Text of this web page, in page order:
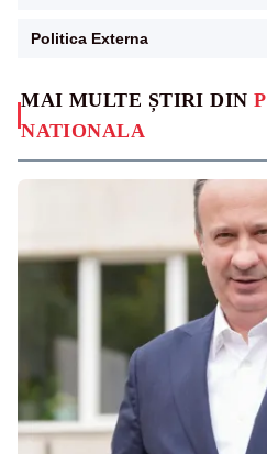
MAI MULTE ȘTIRI DIN
NATIONALA
Politica Externa